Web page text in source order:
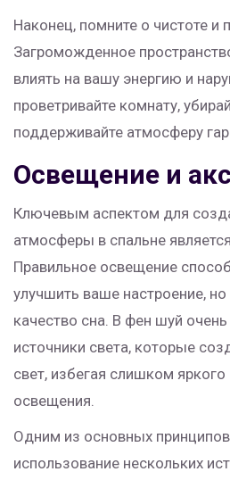
Наконец, помните о чистоте и
Загроможденное
влиять на вашу энергию и
проветривайте комнату,
поддерживайте атмосферу
Освещение и
Ключевым аспектом для
атмосферы в спальне
Правильное освещение
улучшить ваше настроение, но
качество сна. В фен шуй
источники света, которые
свет, избегая слишком яркого
освещения.
Одним из основных принципов
использование нескольких